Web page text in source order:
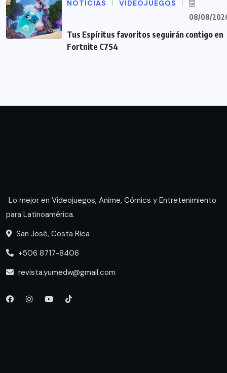
NOTICIAS VIDEOJUEGOS
08/08/
Tus Espíritus favoritos seguirán contigo en
Fortnite C7S4
Lo mejor en Videojuegos, Anime, Cómics y Entretenimiento
para Latinoamérica.
San José, Costa Rica
+506 8717-8406
revista.yumedw@gmail.com